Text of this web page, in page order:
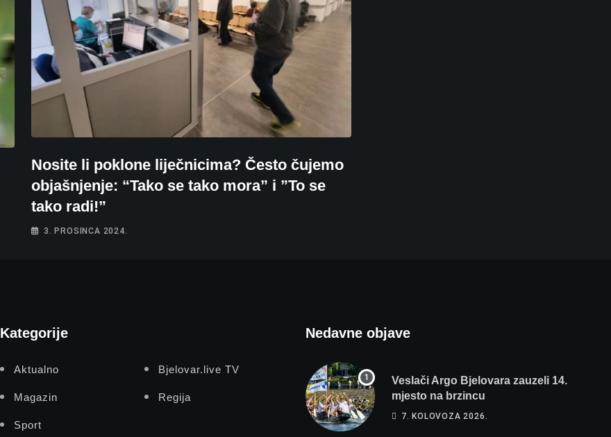
Nosite li poklone liječnicima? Često čujemo
objašnjenje: “Tako se tako mora” i ”To se
tako radi!”
3. PROSINCA 2024.
Kategorije
Aktualno Bjelovar.live TV
Magazin Regija
Sport
Nedavne objave
Veslači Argo Bjelovara zauzeli 14.
mjesto na brzincu
7. KOLOVOZA 2026.